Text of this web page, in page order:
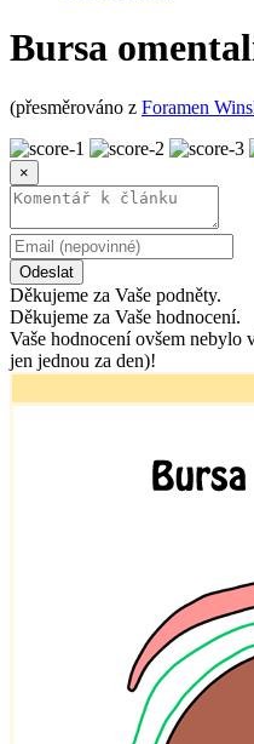
Bursa
(přesměrováno z Foramen
×
Odeslat
Děkujeme za Vaše podněty.
Děkujeme za Vaše hodnocení.
Vaše hodnocení ovšem nebylo
jen jednou za den)!